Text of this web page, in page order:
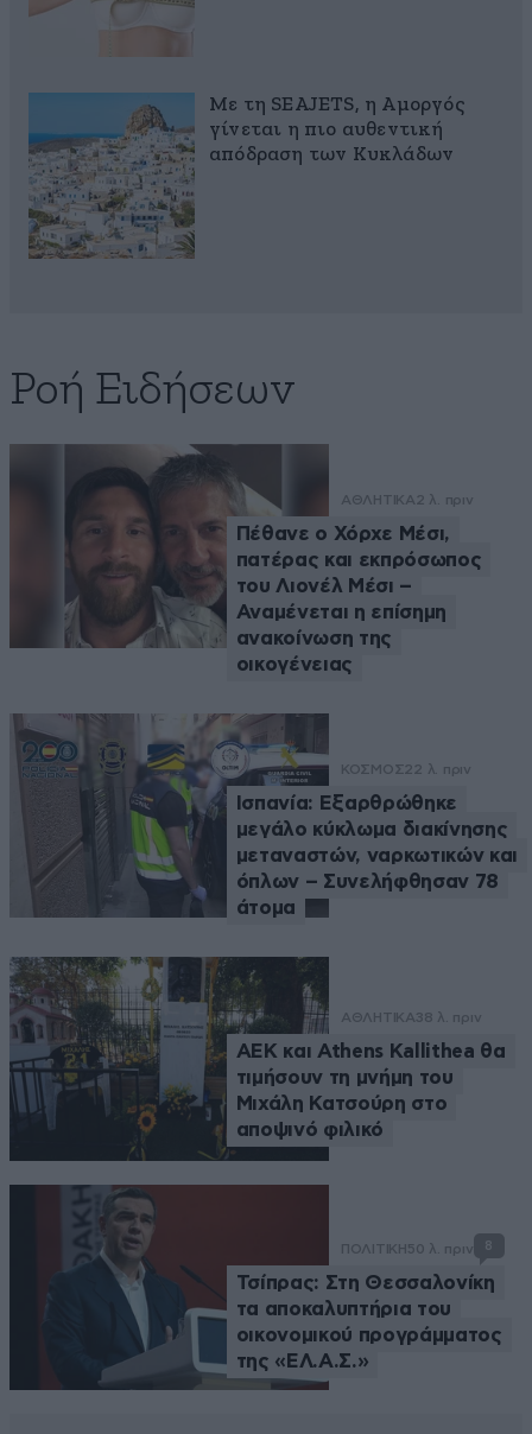
Με τη SEAJETS, η Αμοργός
γίνεται η πιο αυθεντική
απόδραση των Κυκλάδων
Ροή Ειδήσεων
ΑΘΛΗΤΙΚΑ 2 λ. πριν
Πέθανε ο Χόρχε Μέσι,
πατέρας και εκπρόσωπος
του Λιονέλ Μέσι –
Αναμένεται η επίσημη
ανακοίνωση της
οικογένειας
ΚΟΣΜΟΣ22 λ. πριν
Ισπανία: Εξαρθρώθηκε
μεγάλο κύκλωμα διακίνησης
μεταναστών, ναρκωτικών και
όπλων – Συνελήφθησαν 78
άτομα
ΑΘΛΗΤΙΚΑ38 λ. πριν
ΑΕΚ και Athens Kallithea θα
τιμήσουν τη μνήμη του
Μιχάλη Κατσούρη στο
αποψινό φιλικό
ΠΟΛΙΤΙΚΗ50 λ. πριν 8
Τσίπρας: Στη Θεσσαλονίκη
τα αποκαλυπτήρια του
οικονομικού προγράμματος
της «ΕΛ.Α.Σ.»